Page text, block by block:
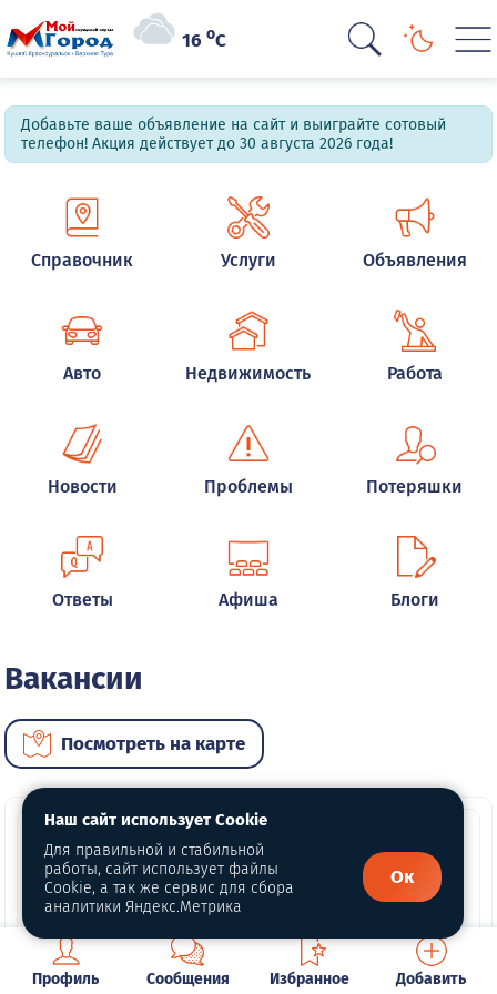
16oC
Добавьте ваше объявление на сайт и выиграйте сотовый
телефон! Акция действует до 30 августа 2026 года!
Справочник Услуги Объявления
Авто Недвижимость Работа
Новости Проблемы Потеряшки
Ответы Афиша Блоги
Вакансии
Посмотреть на карте
Профиль Сообщения Избранное Добавить
Наш сайт использует Cookie
Для правильной и стабильной
работы, сайт использует файлы
Cookie, а так же сервис для сбора
аналитики Яндекс.Метрика
Ок